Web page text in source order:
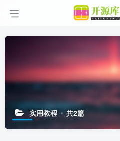
实用教程 共2篇